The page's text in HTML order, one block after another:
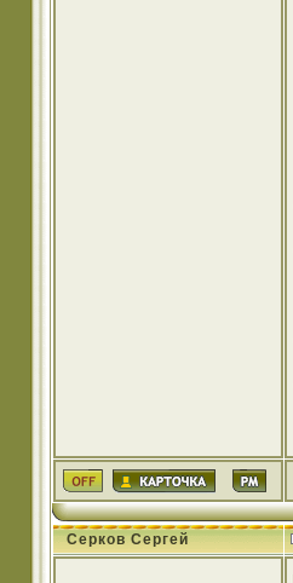
Серков Сергей